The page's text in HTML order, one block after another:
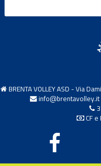
Under 13 M
Under 14 M
BRENTA VOLLEY ASD - Via
info@brentavolley.it
CF e